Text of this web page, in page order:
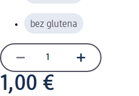
bez glutena
1,00 €